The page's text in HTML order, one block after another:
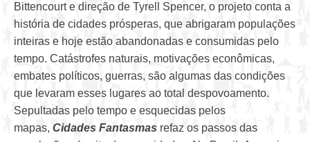
Bittencourt e direção de Tyrell Spencer, o projeto conta a
história de cidades prósperas, que abrigaram populações
inteiras e hoje estão abandonadas e consumidas pelo
tempo. Catástrofes naturais, motivações econômicas,
embates políticos, guerras, são algumas das condições
que levaram esses lugares ao total despovoamento.
Sepultadas pelo tempo e esquecidas pelos
mapas, Cidades Fantasmas refaz os passos das